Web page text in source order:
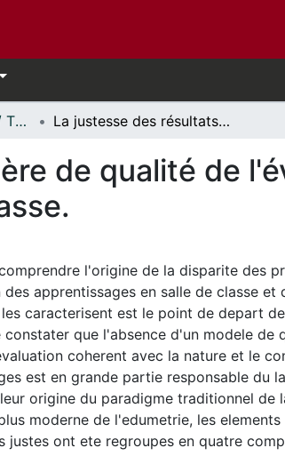
Thèses, 1910 - 2010 // Theses, 1910 - 2010 La justesse des résultats, critère de qualité de l'évaluation des apprentissages en salle de classe.
de qualité de
l'origine de la disparite des
apprentissages en salle de classe et
caracterisent est le point de depart
constater que l'absence d'un modele de
coherent avec la nature et le
est en grande partie responsable du
origine du paradigme traditionnel de
moderne de l'edumetrie, les
justes ont ete regroupes en quatre